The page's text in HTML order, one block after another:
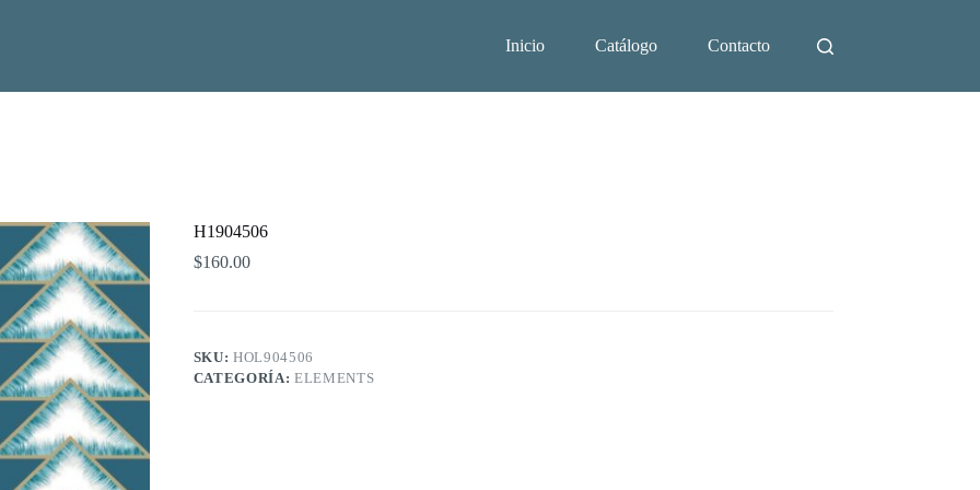
Inicio Catálogo Contacto
H1904506
$160.00
SKU:HOL904506
CATEGORÍA: ELEMENTS